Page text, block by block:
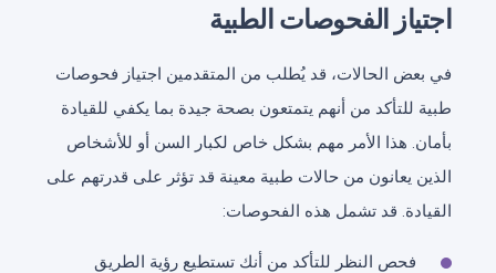
اجتياز الفحوصات الطبية
في بعض الحالات، قد يُطلب من المتقدمين اجتياز فحوصات
طبية للتأكد من أنهم يتمتعون بصحة جيدة بما يكفي للقيادة
بأمان. هذا الأمر مهم بشكل خاص لكبار السن أو للأشخاص
الذين يعانون من حالات طبية معينة قد تؤثر على قدرتهم على
القيادة. قد تشمل هذه الفحوصات:
فحص النظر للتأكد من أنك تستطيع رؤية الطريق